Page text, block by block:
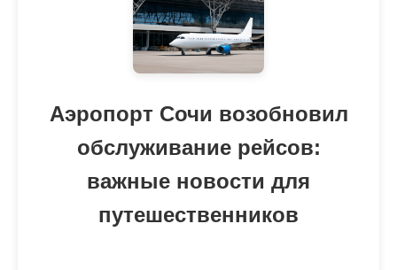
Аэропорт Сочи возобновил
обслуживание рейсов:
важные новости для
путешественников